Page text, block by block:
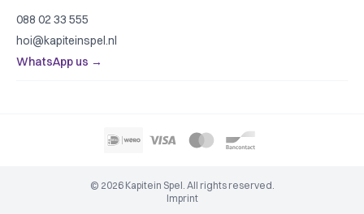
088 02 33 555
hoi@kapiteinspel.nl
WhatsApp us →
© 2026 Kapitein Spel. All rights reserved.
Imprint